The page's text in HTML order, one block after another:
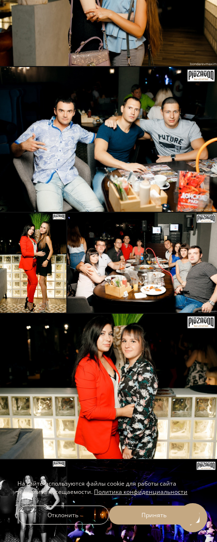
На сайте используются файлы cookie для работы сайта
и анализа посещаемости. Политика конфиденциальности
Отклонить Принять